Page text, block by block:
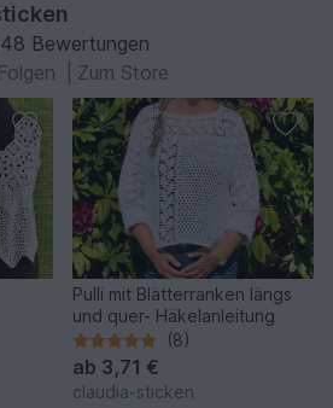
Bewertungen
Folgen Zum Store
Pulli mit Blätterranken längs
und quer- Häkelanleitung
(8)
ab 3,71 €
claudia-sticken